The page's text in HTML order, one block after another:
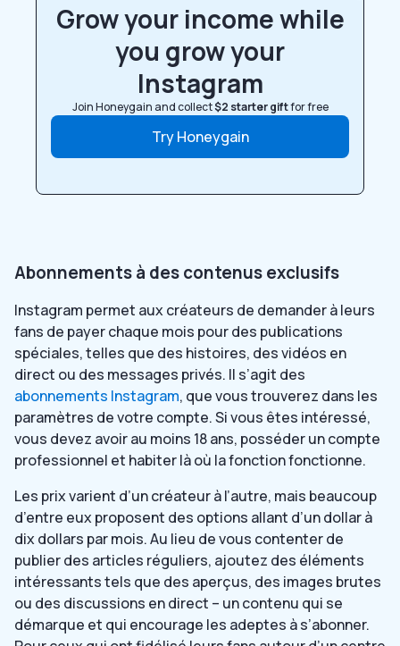
Grow your income while
you grow your
Instagram
Join Honeygain and collect$2 starter giftfor free
Try Honeygain
Abonnements à des contenus exclusifs
Instagram permet aux créateurs de demander à leurs
fans de payer chaque mois pour des publications
spéciales, telles que des histoires, des vidéos en
direct ou des messages privés. Il s’agit des
abonnements Instagram, que vous trouverez dans les
paramètres de votre compte. Si vous êtes intéressé,
vous devez avoir au moins 18 ans, posséder un compte
professionnel et habiter là où la fonction fonctionne.
Les prix varient d’un créateur à l’autre, mais beaucoup
d’entre eux proposent des options allant d’un dollar à
dix dollars par mois. Au lieu de vous contenter de
publier des articles réguliers, ajoutez des éléments
intéressants tels que des aperçus, des images brutes
ou des discussions en direct – un contenu qui se
démarque et qui encourage les adeptes à s’abonner.